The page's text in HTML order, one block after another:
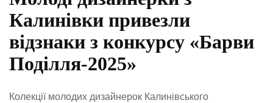
Калинівки привезли
відзнаки з конкурсу «Барви
Поділля-2025»
Колекції молодих дизайнерок Калинівського